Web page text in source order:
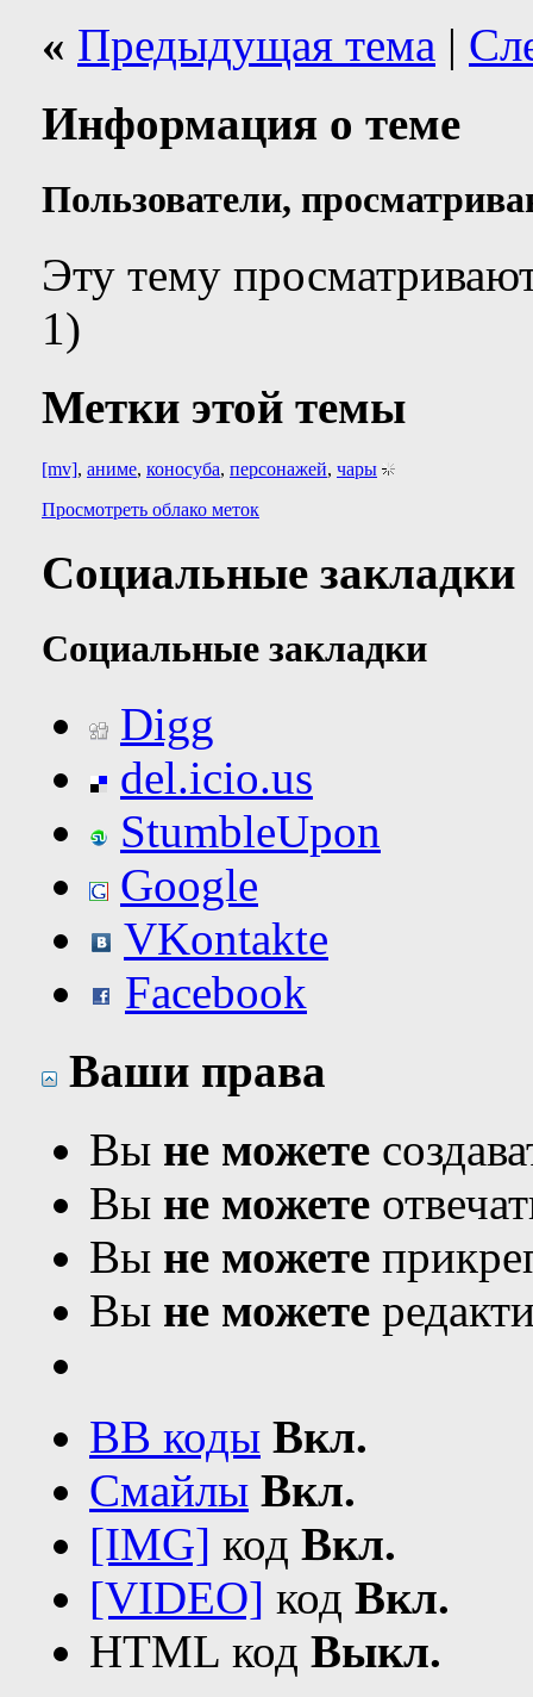
« Предыдущая тема |
Информация о теме
Пользователи,
Эту тему
1)
Метки этой темы
[mv], аниме, коносуба, персонажей, чары
Просмотреть облако меток
Социальные закладки
Социальные закладки
Digg
del.icio.us
StumbleUpon
Google
VKontakte
Facebook
Ваши права
Вы не можете
Вы не можете
Вы не можете
Вы не можете
BB коды Вкл.
Смайлы Вкл.
[IMG] код Вкл.
[VIDEO] код Вкл.
HTML код Выкл.